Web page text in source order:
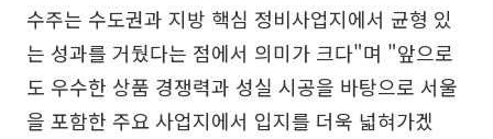
수주는 수도권과 지방 핵심 정비사업지에서 균형 있
는 성과를 거뒀다는 점에서 의미가 크다"며 "앞으로
도 우수한 상품 경쟁력과 성실 시공을 바탕으로 서울
을 포함한 주요 사업지에서 입지를 더욱 넓혀가겠